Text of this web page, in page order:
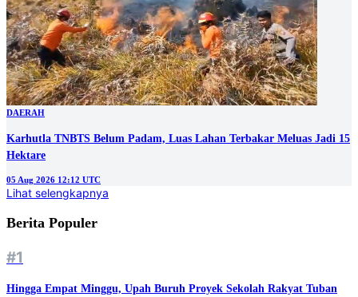
DAERAH
Karhutla TNBTS Belum Padam, Luas Lahan Terbakar Meluas Jadi 15
Hektare
05 Aug 2026 12:12 UTC
Lihat selengkapnya
Berita Populer
#1
Hingga Empat Minggu, Upah Buruh Proyek Sekolah Rakyat Tuban